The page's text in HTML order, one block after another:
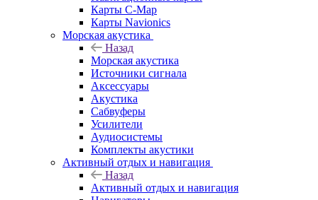
Карты C-Map
Карты Navionics
Морская акустика
Назад
Морская акустика
Источники сигнала
Аксессуары
Акустика
Сабвуферы
Усилители
Аудиосистемы
Комплекты акустики
Активный отдых и навигация
Назад
Активный отдых и навигация